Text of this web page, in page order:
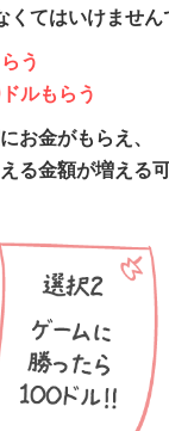
てはいけません
う
ルもらう
お金がもらえ、
る金額が増える